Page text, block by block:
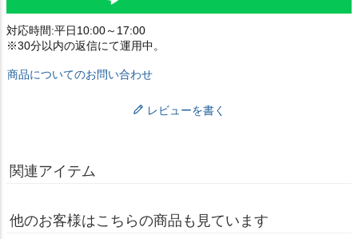
対応時間:平日10:00～17:00
※30分以内の返信にて運用中。
商品についてのお問い合わせ
レビューを書く
関連アイテム
他のお客様はこちらの商品も見ています